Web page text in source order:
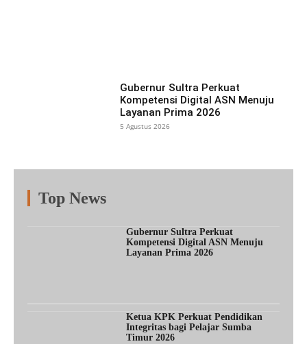
Gubernur Sultra Perkuat
Kompetensi Digital ASN Menuju
Layanan Prima 2026
5 Agustus 2026
Top News
Gubernur Sultra Perkuat
Kompetensi Digital ASN Menuju
Layanan Prima 2026
Ketua KPK Perkuat Pendidikan
Integritas bagi Pelajar Sumba
Timur 2026